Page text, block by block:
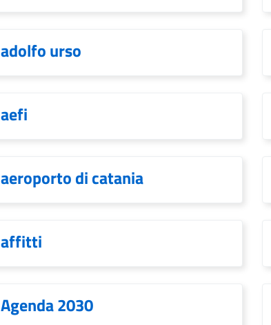
adolfo urso
aefi
aeroporto di catania
affitti
Agenda 2030